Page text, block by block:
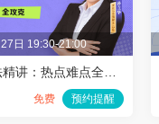
日 19:30-21:00
免费 预约提醒